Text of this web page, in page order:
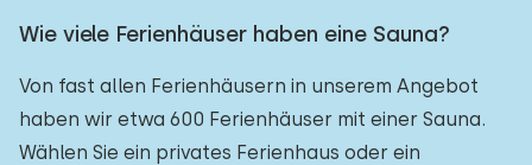
Wie viele Ferienhäuser haben eine Sauna?
Von fast allen Ferienhäusern in unserem Angebot
haben wir etwa 600 Ferienhäuser mit einer Sauna.
Wählen Sie ein privates Ferienhaus oder ein